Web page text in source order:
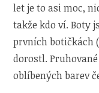
let je to asi moc,
takže kdo ví. Boty
prvních botičkách (
dorostl.
oblíbených barev